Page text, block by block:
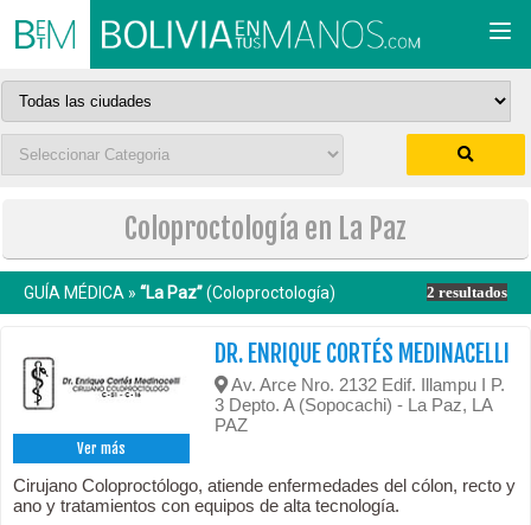
Coloproctología en La Paz
GUÍA MÉDICA » “La Paz”(Coloproctología) 2 resultados
Ver más
DR. ENRIQUE CORTÉS MEDINACELLI
Av. Arce Nro. 2132 Edif. Illampu I P.
3 Depto. A (Sopocachi) - La Paz, LA
PAZ
Cirujano Coloproctólogo, atiende enfermedades del cólon, recto y
ano y tratamientos con equipos de alta tecnología.